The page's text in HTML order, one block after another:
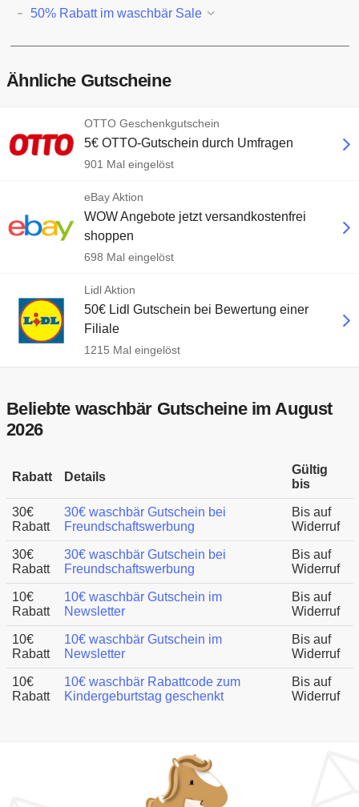
50% Rabatt im waschbär Sale
Ähnliche Gutscheine
OTTO Geschenkgutschein
5€ OTTO-Gutschein durch Umfragen
901 Mal eingelöst
eBay Aktion
WOW Angebote jetzt versandkostenfrei
shoppen
698 Mal eingelöst
Lidl Aktion
50€ Lidl Gutschein bei Bewertung einer
Filiale
1215 Mal eingelöst
Beliebte waschbär Gutscheine im August
2026
Rabatt Details
Gültig
bis
30€
Rabatt
30€ waschbär Gutschein bei
Freundschaftswerbung
Bis auf
Widerruf
30€
Rabatt
30€ waschbär Gutschein bei
Freundschaftswerbung
Bis auf
Widerruf
10€
Rabatt
10€ waschbär Gutschein im
Newsletter
Bis auf
Widerruf
10€
Rabatt
10€ waschbär Gutschein im
Newsletter
Bis auf
Widerruf
10€
Rabatt
10€ waschbär Rabattcode zum
Kindergeburtstag geschenkt
Bis auf
Widerruf